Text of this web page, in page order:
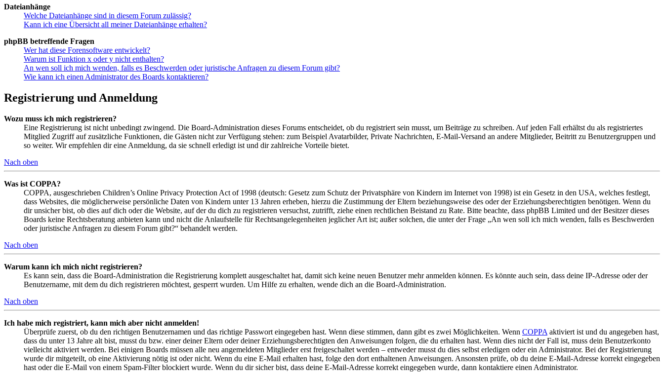
Dateianhänge
Welche Dateianhänge sind in diesem Forum zulässig?
Kann ich eine Übersicht all meiner Dateianhänge erhalten?
phpBB betreffende Fragen
Wer hat diese Forensoftware entwickelt?
Warum ist Funktion x oder y nicht enthalten?
An wen soll ich mich wenden, falls es Beschwerden oder juristische Anfragen zu diesem Forum gibt?
Wie kann ich einen Administrator des Boards kontaktieren?
Registrierung und Anmeldung
Wozu muss ich mich registrieren?
Eine Registrierung ist nicht unbedingt zwingend. Die Board-Administration dieses Forums entscheidet, ob du registriert sein musst, um Beiträge zu schreiben. Auf jeden Fall erhältst du als registriertes
Mitglied Zugriff auf zusätzliche Funktionen, die Gästen nicht zur Verfügung stehen: zum Beispiel Avatarbilder, Private Nachrichten, E-Mail-Versand an andere Mitglieder, Beitritt zu Benutzergruppen und
so weiter. Wir empfehlen dir eine Anmeldung, da sie schnell erledigt ist und dir zahlreiche Vorteile bietet.
Nach oben
Was ist COPPA?
COPPA, ausgeschrieben Children’s Online Privacy Protection Act of 1998 (deutsch: Gesetz zum Schutz der Privatsphäre von Kindern im Internet von 1998) ist ein Gesetz in den USA, welches festlegt,
dass Websites, die möglicherweise persönliche Daten von Kindern unter 13 Jahren erheben, hierzu die Zustimmung der Eltern beziehungsweise des oder der Erziehungsberechtigten benötigen. Wenn du
dir unsicher bist, ob dies auf dich oder die Website, auf der du dich zu registrieren versuchst, zutrifft, ziehe einen rechtlichen Beistand zu Rate. Bitte beachte, dass phpBB Limited und der Besitzer dieses
Boards keine Rechtsberatung anbieten kann und nicht die Anlaufstelle für Rechtsangelegenheiten jeglicher Art ist; außer solchen, die unter der Frage „An wen soll ich mich wenden, falls es Beschwerden
oder juristische Anfragen zu diesem Forum gibt?“ behandelt werden.
Nach oben
Warum kann ich mich nicht registrieren?
Es kann sein, dass die Board-Administration die Registrierung komplett ausgeschaltet hat, damit sich keine neuen Benutzer mehr anmelden können. Es könnte auch sein, dass deine IP-Adresse oder der
Benutzername, mit dem du dich registrieren möchtest, gesperrt wurden. Um Hilfe zu erhalten, wende dich an die Board-Administration.
Nach oben
Ich habe mich registriert, kann mich aber nicht anmelden!
Überprüfe zuerst, ob du den richtigen Benutzernamen und das richtige Passwort eingegeben hast. Wenn diese stimmen, dann gibt es zwei Möglichkeiten. Wenn COPPA aktiviert ist und du angegeben hast,
dass du unter 13 Jahre alt bist, musst du bzw. einer deiner Eltern oder deiner Erziehungsberechtigten den Anweisungen folgen, die du erhalten hast. Wenn dies nicht der Fall ist, muss dein Benutzerkonto
vielleicht aktiviert werden. Bei einigen Boards müssen alle neu angemeldeten Mitglieder erst freigeschaltet werden – entweder musst du dies selbst erledigen oder ein Administrator. Bei der Registrierung
wurde dir mitgeteilt, ob eine Aktivierung nötig ist oder nicht. Wenn du eine E-Mail erhalten hast, folge den dort enthaltenen Anweisungen. Ansonsten prüfe, ob du deine E-Mail-Adresse korrekt eingegeben
hast oder die E-Mail von einem Spam-Filter blockiert wurde. Wenn du dir sicher bist, dass deine E-Mail-Adresse korrekt eingegeben wurde, dann kontaktiere einen Administrator.